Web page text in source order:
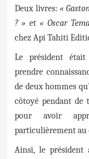
Deux livres: «
? » et « Oscar
chez Api Tahiti
Le président
prendre
de deux hommes
côtoyé pendant de
pour avoir
particulièrement au
Ainsi, le président